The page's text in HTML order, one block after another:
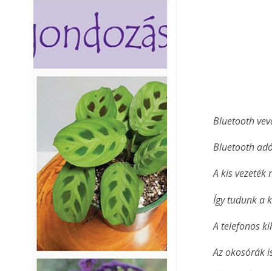
Bluetooth
Bluetooth
A kis vezeték
Így tudunk a
A telefonos
Az okosórák